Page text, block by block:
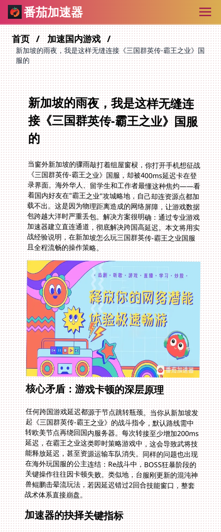
番茄加速器
首页 加速国内游戏
新加坡的雨夜，我是这样无缝连接《三国群英传-霸王之业》国
服的
新加坡的雨夜，我是这样无缝连
接《三国群英传-霸王之业》国服
的
当窗外新加坡的骤雨敲打着组屋窗棂，你打开手机想征战
《三国群英传-霸王之业》国服，却被400ms延迟卡在登
录界面。海外华人、留学生和工作者最懂这种焦灼——看
着国内好友在"霸王之业"攻城略地，自己却连资源点都加
载不出。这是因为物理距离造成的网络屏障，让游戏数据
包跨越大洋时严重丢包。解决方案很明确：通过专业游戏
加速器建立直连通道，彻底解决跨国高延迟。本文将用实
战经验说明，在新加坡怎么玩三国群英传-霸王之业国服
且全程流畅的操作策略。
核心矛盾：游戏卡顿的深层原理
任何跨国游戏延迟都源于节点跳转瓶颈。当你从新加坡发
起《三国群英传-霸王之业》的战斗指令，默认路线需中
转欧美节点再绕回国内服务器。每次转接至少增加200ms
延迟，在霸王之业这类即时策略游戏中，这会导致武将技
能释放延迟，甚至资源运输车队消失。同样的问题也出现
在海外玩国服的公主连结：Re战斗中，BOSS狂暴阶段的
关键操作往往因卡顿失败。类似地，台服刚更新的混沌神
兽鲲鹏击晕流玩法，若因延迟错过2回合技能窗口，整套
战术体系直接崩盘。
加速器的抉择关键指标